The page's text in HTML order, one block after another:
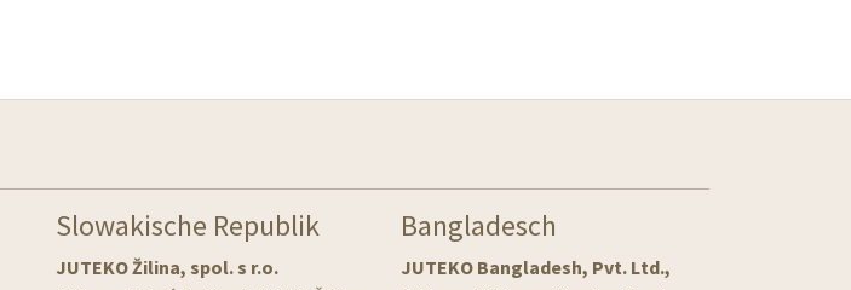
Slowakische Republik
JUTEKO Žilina, spol. s r.o.
Bangladesch
JUTEKO Bangladesh, Pvt. Ltd.,